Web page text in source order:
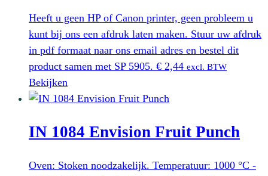
Heeft u geen HP of Canon printer, geen probleem u
kunt bij ons een afdruk laten maken. Stuur uw afdruk
in pdf formaat naar ons email adres en bestel dit
product samen met SP 5905. € 2,44 excl. BTW
Bekijken
IN 1084 Envision Fruit Punch
Oven: Stoken noodzakelijk. Temperatuur: 1000 °C -